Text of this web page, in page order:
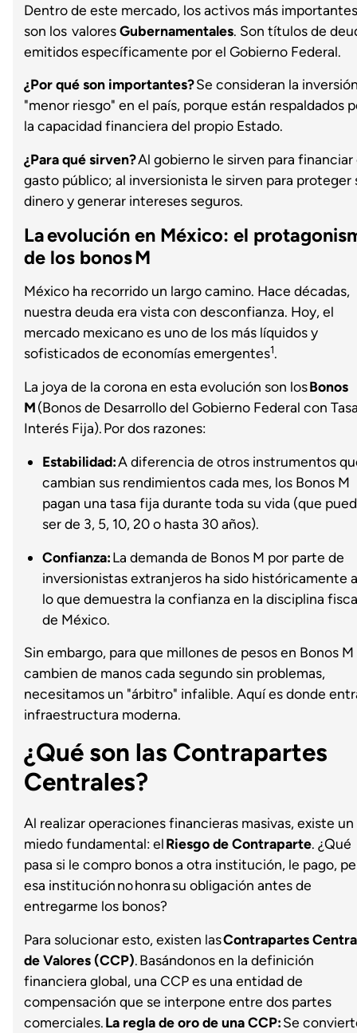
Dentro de este mercado, los activos más importantes
son los valoresGubernamentales. Son títulos de
emitidos específicamente por el Gobierno Federal.
¿Por qué son importantes?Se consideran la
"menor riesgo" en el país, porque están respaldados
la capacidad financiera del propio Estado.
¿Para qué sirven?Al gobierno le sirven para financiar
gasto público; al inversionista le sirven para proteger
dinero y generar intereses seguros.
La evolución en México: el
de los bonos M
México ha recorrido un largo camino. Hace décadas,
nuestra deuda era vista con desconfianza. Hoy, el
mercado mexicano es uno de los más líquidos y
sofisticados de economías emergentes1.
La joya de la corona en esta evolución son losBonos
M(Bonos de Desarrollo del Gobierno Federal con
Interés Fija). Por dos razones:
Estabilidad:A diferencia de otros instrumentos
cambian sus rendimientos cada mes, los Bonos M
pagan una tasa fija durante toda su vida (que
ser de 3, 5, 10, 20 o hasta 30 años).
Confianza:La demanda de Bonos M por parte de
inversionistas extranjeros ha sido históricamente
lo que demuestra la confianza en la disciplina
de México.
Sin embargo, para que millones de pesos en Bonos M
cambien de manos cada segundo sin problemas,
necesitamos un "árbitro" infalible. Aquí es donde
infraestructura moderna.
¿Qué son las Contrapartes
Centrales?
Al realizar operaciones financieras masivas, existe un
miedo fundamental: elRiesgo de Contraparte. ¿Qué
pasa si le compro bonos a otra institución, le pago,
esa institución no honra su obligación antes de
entregarme los bonos?
Para solucionar esto, existen lasContrapartes
de Valores (CCP). Basándonos en la definición
financiera global, una CCP es una entidad de
compensación que se interpone entre dos partes
comerciales.La regla de oro de una CCP:Se